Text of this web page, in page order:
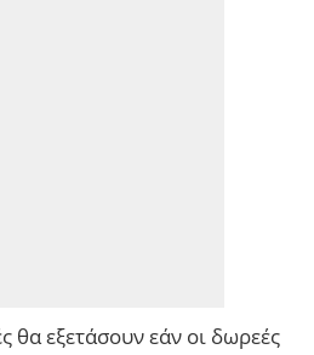
θα εξετάσουν εάν οι δωρεές